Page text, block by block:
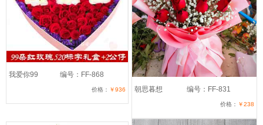
我爱你99 编号：FF-868
价格： ￥936 朝思暮想 编号：FF-831
价格： ￥238